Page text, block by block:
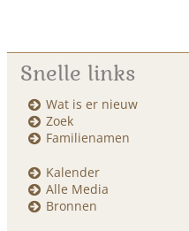
Snelle links
Wat is er nieuw
Zoek
Familienamen
Kalender
Alle Media
Bronnen